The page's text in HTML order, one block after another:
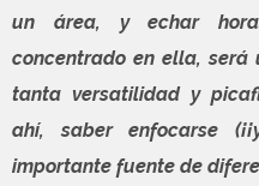
un área, y echar
concentrado en ella,
tanta versatilidad y
ahí, saber enfocarse
importante fuente de